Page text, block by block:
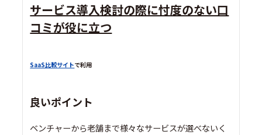
サービス導入検討の際に忖度のない口
コミが役に立つ
SaaS比較サイトで利用
良いポイント
ベンチャーから老舗まで様々なサービスが選べないく